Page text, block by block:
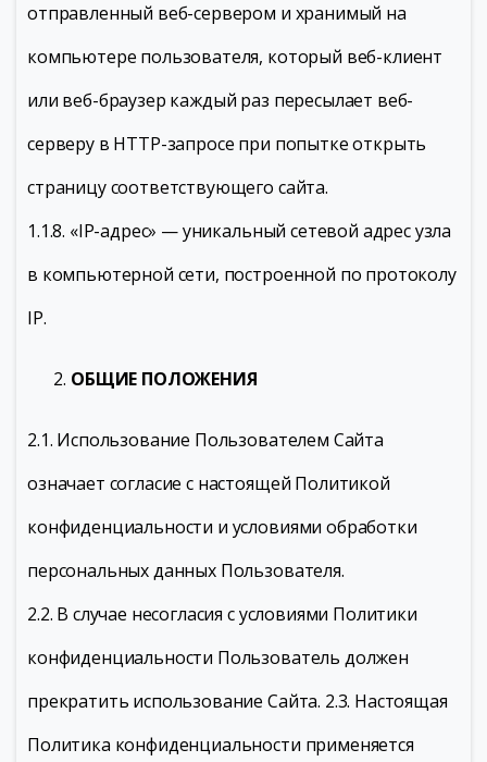
отправленный веб-сервером и хранимый на
компьютере пользователя, который веб-клиент
или веб-браузер каждый раз пересылает веб-
серверу в HTTP-запросе при попытке открыть
страницу соответствующего сайта.
1.1.8. «IP-адрес» — уникальный сетевой адрес узла
в компьютерной сети, построенной по протоколу
IP.
ОБЩИЕ ПОЛОЖЕНИЯ
2.1. Использование Пользователем Сайта
означает согласие с настоящей Политикой
конфиденциальности и условиями обработки
персональных данных Пользователя.
2.2. В случае несогласия с условиями Политики
конфиденциальности Пользователь должен
прекратить использование Сайта. 2.3. Настоящая
Политика конфиденциальности применяется